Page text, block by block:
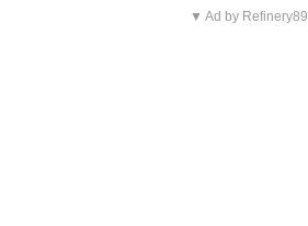
▼ Ad by Refinery89